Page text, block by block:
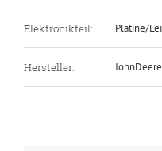
Elektronikteil: Platine/
Hersteller: JohnDeere